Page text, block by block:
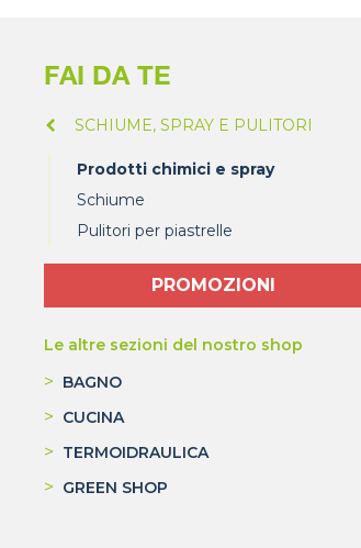
FAI DA TE
SCHIUME, SPRAY E PULITORI
Prodotti chimici e spray
Schiume
Pulitori per piastrelle
PROMOZIONI
Le altre sezioni del nostro shop
> BAGNO
> CUCINA
> TERMOIDRAULICA
> GREEN SHOP